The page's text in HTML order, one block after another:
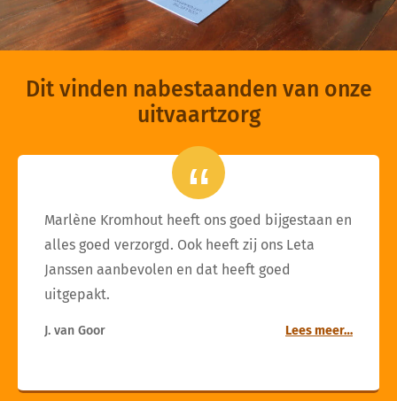
Dit vinden nabestaanden van onze
uitvaartzorg
Marlène Kromhout heeft ons goed bijgestaan en
alles goed verzorgd. Ook heeft zij ons Leta
Janssen aanbevolen en dat heeft goed
uitgepakt.
J. van Goor Lees meer…